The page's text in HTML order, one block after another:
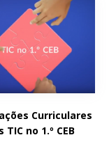
Curriculares
TIC no 1.º CEB